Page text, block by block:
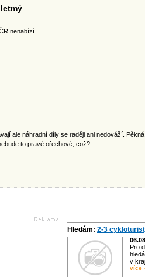
nenabízí.
ale náhradní díly se raději ani nedováží.
to pravé ořechové, což?
Hledám: 2-3
Pro
v
více